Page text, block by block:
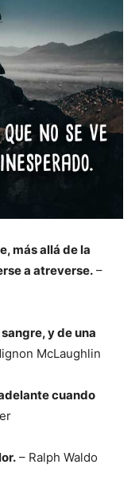
más allá de la
a atreverse. –
y de una
McLaughlin
cuando
– Ralph Waldo